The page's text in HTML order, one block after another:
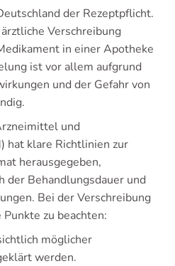
der Rezeptpflicht.
Verschreibung
in einer Apotheke
ist vor allem aufgrund
und der Gefahr von
und
hat klare Richtlinien zur
herausgegeben,
der Behandlungsdauer und
Bei der Verschreibung
zu beachten:
möglicher
werden.